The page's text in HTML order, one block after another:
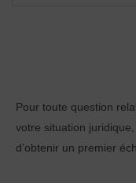
Pour toute question
votre situation
d’obtenir un premier